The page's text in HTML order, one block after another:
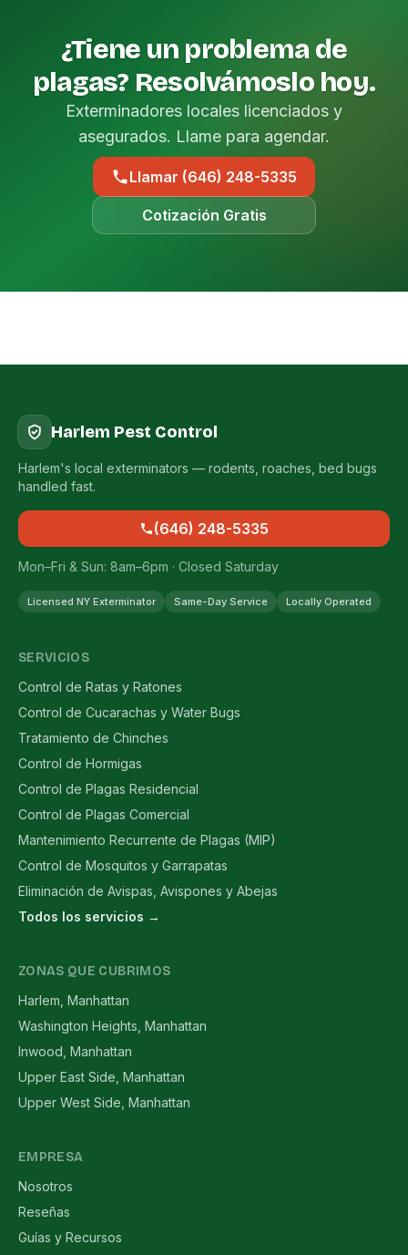
¿Tiene un problema de
plagas? Resolvámoslo hoy.
Exterminadores locales licenciados y
asegurados. Llame para agendar.
Llamar (646) 248-5335
Cotización Gratis
Harlem Pest Control
Harlem's local exterminators — rodents, roaches, bed bugs
handled fast.
(646) 248-5335
Mon–Fri & Sun: 8am–6pm · Closed Saturday
Licensed NY Exterminator Same-Day Service Locally Operated
SERVICIOS
Control de Ratas y Ratones
Control de Cucarachas y Water Bugs
Tratamiento de Chinches
Control de Hormigas
Control de Plagas Residencial
Control de Plagas Comercial
Mantenimiento Recurrente de Plagas (MIP)
Control de Mosquitos y Garrapatas
Eliminación de Avispas, Avispones y Abejas
Todos los servicios →
ZONAS QUE CUBRIMOS
Harlem, Manhattan
Washington Heights, Manhattan
Inwood, Manhattan
Upper East Side, Manhattan
Upper West Side, Manhattan
EMPRESA
Nosotros
Reseñas
Guías y Recursos